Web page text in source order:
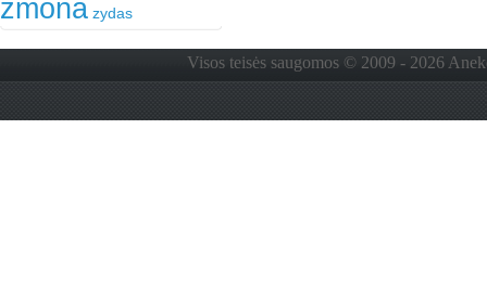
zmona zydas
Visos teisės saugomos © 2009 - 2026